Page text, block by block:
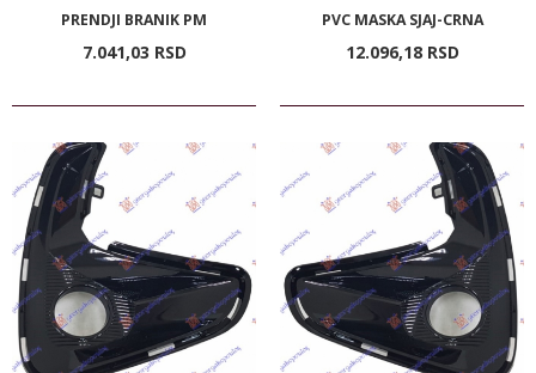
PRENDJI BRANIK PM
7.041,03 RSD
PVC MASKA SJAJ-CRNA
12.096,18 RSD